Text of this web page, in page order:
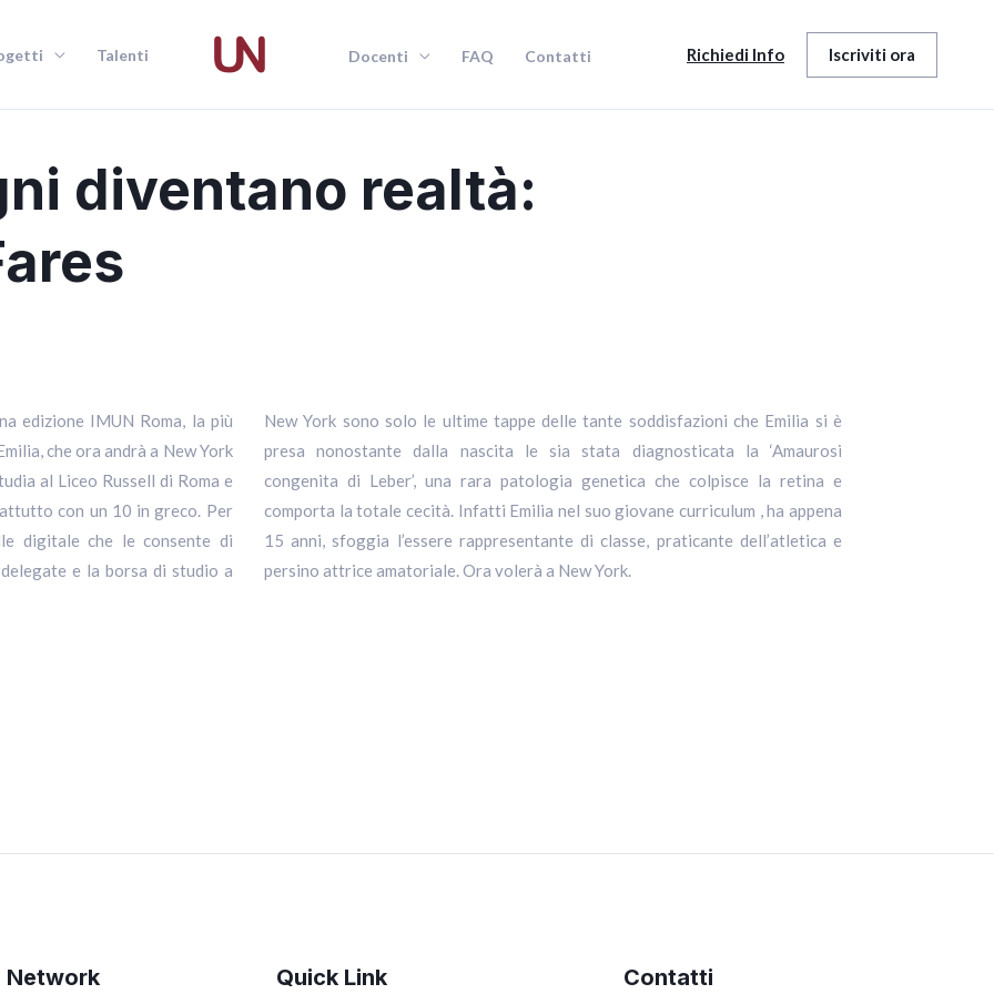
Talenti Docenti FAQ Contatti Richiedi Info Iscriviti ora
diventano realtà:
edizione IMUN Roma, la più
che ora andrà a New York
al Liceo Russell di Roma e
con un 10 in greco. Per
digitale che le consente di
e la borsa di studio a
soddisfazioni che Emilia si è
la ‘Amaurosi
che colpisce la retina e
curriculum , ha appena
praticante dell’atletica e
persino attrice amatoriale. Ora volerà a New York.
Network Quick Link Contatti